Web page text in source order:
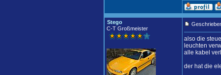
Stego
C-T Großmeister
also die
leuchten
alle kabel
der hat die